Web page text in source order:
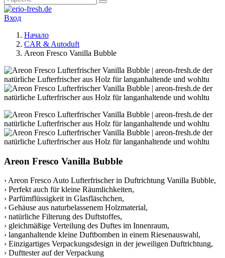
Вход
Начало
CAR & Autoduft
Areon Fresco Vanilla Bubble
Areon Fresco Vanilla Bubble
› Areon Fresco Auto Lufterfrischer in Duftrichtung Vanilla Bubble,
› Perfekt auch für kleine Räumlichkeiten,
› Parfümflüssigkeit in Glasfläschchen,
› Gehäuse aus naturbelassenem Holzmaterial,
› natürliche Filterung des Duftstoffes,
› gleichmäßige Verteilung des Duftes im Innenraum,
› langanhaltende kleine Duftbomben in einem Riesenauswahl,
› Einzigartiges Verpackungsdesign in der jeweiligen Duftrichtung,
› Dufttester auf der Verpackung